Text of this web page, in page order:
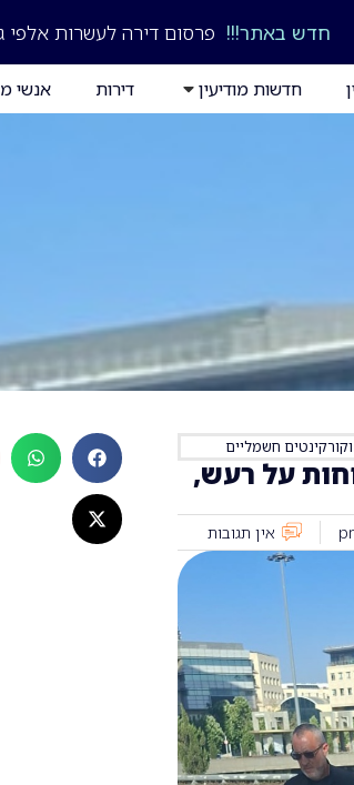
חדש באתר!!! פרסום דירה לעשרות אלפי
חדשות מודיעין דירות אנשי
חשמליים
על רעש,
אין תגובות